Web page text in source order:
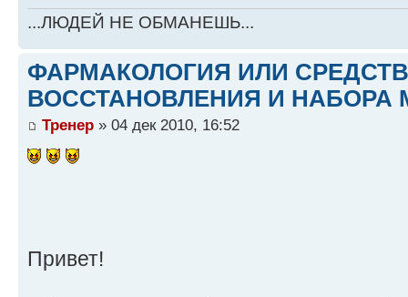
...ЛЮДЕЙ НЕ ОБМАНЕШЬ...
ФАРМАКОЛОГИЯ ИЛИ
ВОССТАНОВЛЕНИЯ И НАБОРА
Тренер » 04 дек 2010, 16:52
Привет!